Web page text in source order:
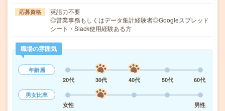
応募資格
英語力不要
◎営業事務もしくはデータ集計経験者◎Googleスプレッド
シート・Slack使用経験ある方
職場の雰囲気
年齢層
20代
30代 40代 50代
60代
男女比率
女性
男性